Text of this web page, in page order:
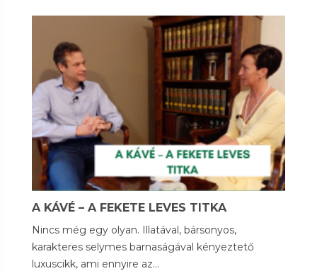
A KÁVÉ – A FEKETE LEVES TITKA
Nincs még egy olyan. Illatával, bársonyos,
karakteres selymes barnaságával kényeztető
luxuscikk, ami ennyire az...